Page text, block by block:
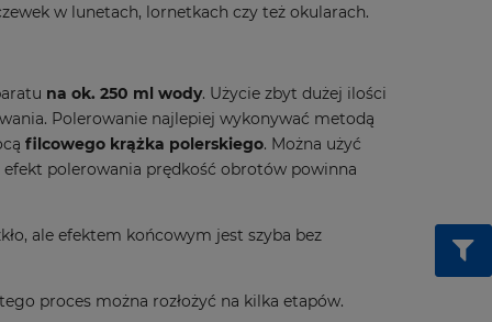
w lunetach, lornetkach czy też okularach.
na ok. 250 ml wody. Użycie zbyt dużej ilości
Polerowanie najlepiej wykonywać metodą
filcowego krążka polerskiego. Można użyć
polerowania prędkość obrotów powinna
ale efektem końcowym jest szyba bez
proces można rozłożyć na kilka etapów.